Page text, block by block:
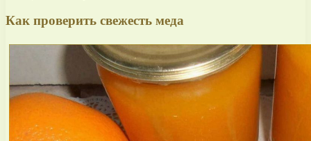
Как проверить свежесть меда